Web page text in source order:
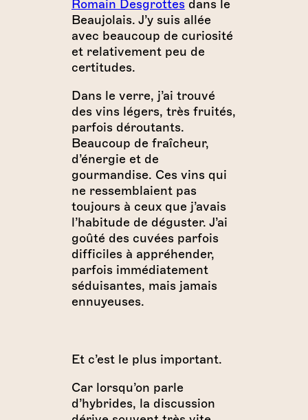
Romain Desgrottes dans le
Beaujolais. J’y suis allée
avec beaucoup de curiosité
et relativement peu de
certitudes.
Dans le verre, j’ai trouvé
des vins légers, très fruités,
parfois déroutants.
Beaucoup de fraîcheur,
d’énergie et de
gourmandise. Ces vins qui
ne ressemblaient pas
toujours à ceux que j’avais
l’habitude de déguster. J’ai
goûté des cuvées parfois
difficiles à appréhender,
parfois immédiatement
séduisantes, mais jamais
ennuyeuses.
Et c’est le plus important.
Car lorsqu’on parle
d’hybrides, la discussion